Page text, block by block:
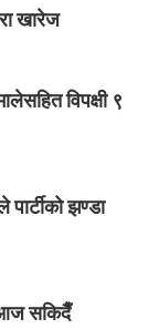
खारेज
विपक्षी ९
पार्टीको झण्डा
आज सकिदैँ